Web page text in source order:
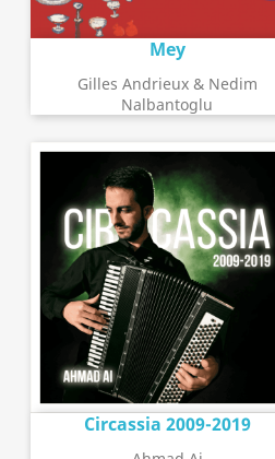
Mey
Gilles Andrieux & Nedim
Nalbantoglu
Circassia 2009-2019